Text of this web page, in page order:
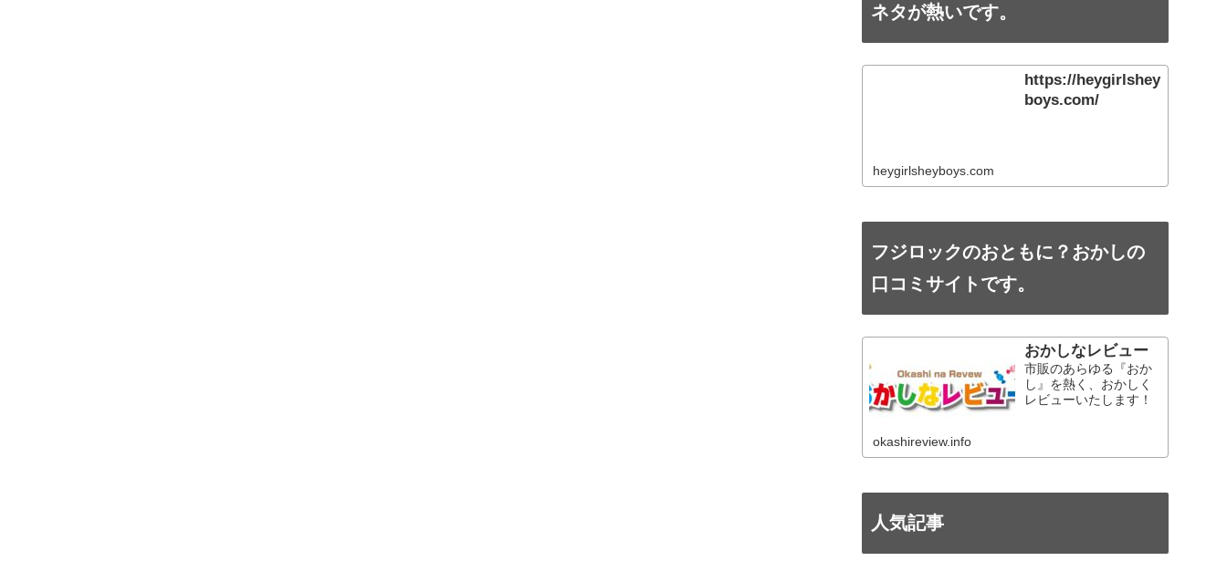
ネタが熱いです。
https://heygirlshey
boys.com/
heygirlsheyboys.com
フジロックのおともに？おかしの
口コミサイトです。
おかしなレビュー
市販のあらゆる『おか
し』を熱く、おかしく
レビューいたします！
okashireview.info
人気記事